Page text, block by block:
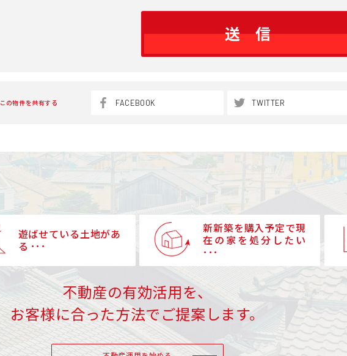
この物件を共有する FACEBOOK TWITTER
遊ばせている土地があ
る ･･･
新新築を購入予定で現
在の家を処分したい
･･･
不動産の有効活用を、
お客様に合った方法でご提案します。